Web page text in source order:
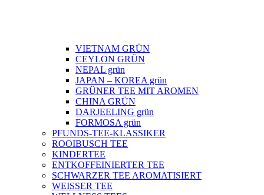
VIETNAM GRÜN
CEYLON GRÜN
NEPAL grün
JAPAN – KOREA grün
GRÜNER TEE MIT AROMEN
CHINA GRÜN
DARJEELING grün
FORMOSA grün
PFUNDS-TEE-KLASSIKER
ROOIBUSCH TEE
KINDERTEE
ENTKOFFEINIERTER TEE
SCHWARZER TEE AROMATISIERT
WEISSER TEE